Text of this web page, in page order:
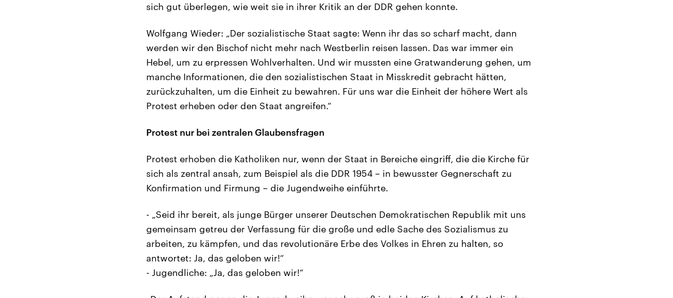
sich gut überlegen, wie weit sie in ihrer Kritik an der DDR gehen konnte.
Wolfgang Wieder: „Der sozialistische Staat sagte: Wenn ihr das so scharf macht, dann
werden wir den Bischof nicht mehr nach Westberlin reisen lassen. Das war immer ein
Hebel, um zu erpressen Wohlverhalten. Und wir mussten eine Gratwanderung gehen, um
manche Informationen, die den sozialistischen Staat in Misskredit gebracht hätten,
zurückzuhalten, um die Einheit zu bewahren. Für uns war die Einheit der höhere Wert als
Protest erheben oder den Staat angreifen.“
Protest nur bei zentralen Glaubensfragen
Protest erhoben die Katholiken nur, wenn der Staat in Bereiche eingriff, die die Kirche für
sich als zentral ansah, zum Beispiel als die DDR 1954 – in bewusster Gegnerschaft zu
Konfirmation und Firmung – die Jugendweihe einführte.
- „Seid ihr bereit, als junge Bürger unserer Deutschen Demokratischen Republik mit uns
gemeinsam getreu der Verfassung für die große und edle Sache des Sozialismus zu
arbeiten, zu kämpfen, und das revolutionäre Erbe des Volkes in Ehren zu halten, so
antwortet: Ja, das geloben wir!“
- Jugendliche: „Ja, das geloben wir!“